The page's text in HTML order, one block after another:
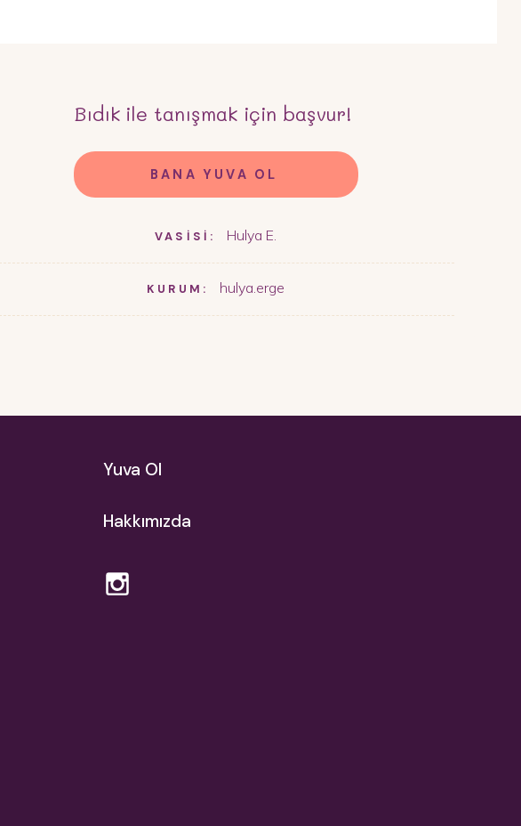
Bıdık ile tanışmak için başvur!
BANA YUVA OL
VASİSİ: Hulya E.
KURUM: hulya.erge
Yuva Ol
Hakkımızda